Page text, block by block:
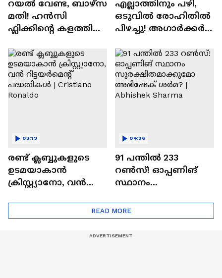
റയല്‍ വേണ്ട, ബാഴ്‌സ
മതി! ഹൻസി
ഫ്ലിക്കിന്റെ കളത്തില്‍
Rodri | Barcelona
എല്ലാത്തിനും പഴി,
ഒടുവില്‍ രോഹിതില്‍
പിഴച്ചു! അഗാര്‍ക്കർ
വിപ്ലവകാരിയോ? |
Ajit Agarkar
രണ്ട്‌ ക്ലബ്ബുകളുടെ
ഉടമയാകാന്‍
ക്രിസ്റ്റ്യാനോ, വന്‍
പദ്ധതികള്‍ | Cristiano
Ronaldo
03:19
91 പന്തില്‍ 233
റണ്‍സ്! ഓപ്പണിങ്
സ്ഥാനം
അഭിഷേക് ശർമ? |
Abhishek Sharma
04:36
READ MORE